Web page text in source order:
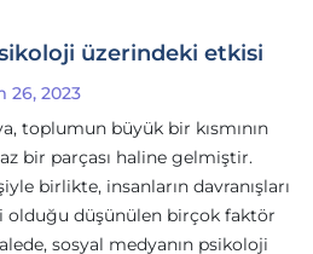
üzerindeki etkisi
26, 2023
toplumun büyük bir kısmının
bir parçası haline gelmiştir.
birlikte, insanların davranışları
olduğu düşünülen birçok faktör
sosyal medyanın psikoloji